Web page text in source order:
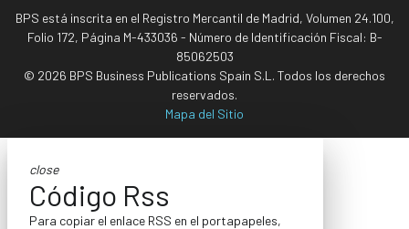
BPS está inscrita en el Registro Mercantil de Madrid, Volumen 24.100,
Folio 172, Página M-433036 - Número de Identificación Fiscal: B-
85062503
© 2026 BPS Business Publications Spain S.L. Todos los derechos
reservados.
Mapa del Sitio
close
Código Rss
Para copiar el enlace RSS en el portapapeles,